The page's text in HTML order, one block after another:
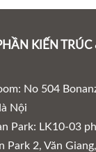
KIẾN
No 504
Nội
Park: LK10-03
Park 2, Văn